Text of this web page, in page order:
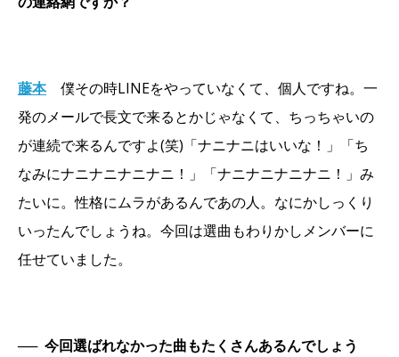
藤本
僕その時LINEをやっていなくて、個人ですね。一
発のメールで長文で来るとかじゃなくて、ちっちゃいの
が連続で来るんですよ(笑)「ナニナニはいいな！」「ち
なみにナニナニナニナニ！」「ナニナニナニナニ！」み
たいに。性格にムラがあるんであの人。なにかしっくり
いったんでしょうね。今回は選曲もわりかしメンバーに
任せていました。
── 今回選ばれなかった曲もたくさんあるんでしょう